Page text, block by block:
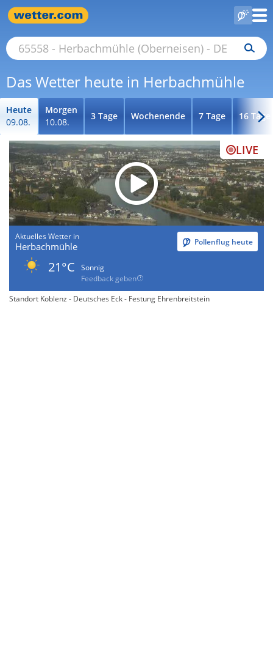
Das Wetter heute in Herbachmühle
Heute
09.08.
Morgen
10.08.
3 Tage Wochenende 7 Tage 16 Tage
LIVE
Aktuelles Wetter in
Herbachmühle Pollenflug heute
21°C
Sonnig
Feedback geben
Standort Koblenz - Deutsches Eck - Festung Ehrenbreitstein